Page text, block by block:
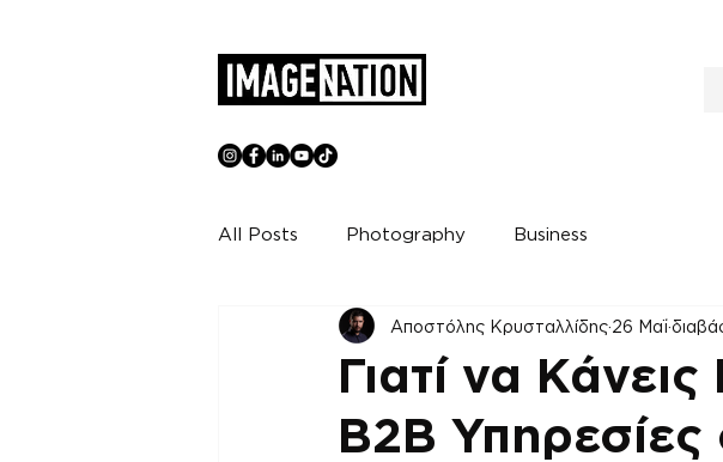
All Posts Photography Business
Γιατί να
B2B
Αποστόλης Κρυσταλλίδης 26 Μαΐ